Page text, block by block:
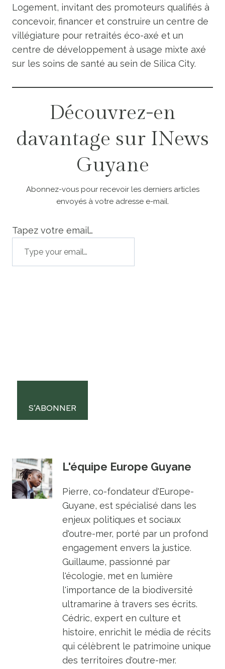
Logement, invitant des promoteurs qualifiés à
concevoir, financer et construire un centre de
villégiature pour retraités éco-axé et un
centre de développement à usage mixte axé
sur les soins de santé au sein de Silica City.
Découvrez-en
davantage sur INews
Guyane
Abonnez-vous pour recevoir les derniers articles
envoyés à votre adresse e-mail.
Tapez votre email…
S’ABONNER
L'équipe Europe Guyane
Pierre, co-fondateur d'Europe-
Guyane, est spécialisé dans les
enjeux politiques et sociaux
d'outre-mer, porté par un profond
engagement envers la justice.
Guillaume, passionné par
l'écologie, met en lumière
l'importance de la biodiversité
ultramarine à travers ses écrits.
Cédric, expert en culture et
histoire, enrichit le média de récits
qui célèbrent le patrimoine unique
des territoires d'outre-mer.